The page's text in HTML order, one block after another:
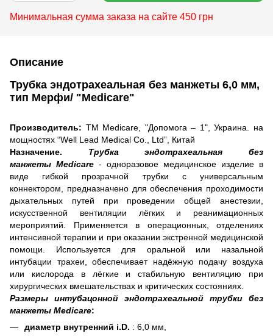
Минимальная сумма заказа на сайте 450 грн
Описание
Трубка эндотрахеальная без манжеты 6,0 мм,
тип Мерфи/ "Medicare"
Производитель: ТМ Medicare, "Допомога – 1", Украина. на
мощностях “Well Lead Medical Co., Ltd”, Китай
Назначение. Трубка эндотрахеальная без
манжеты Medicare - одноразовое медицинское изделие в
виде гибкой прозрачной трубки с универсальным
коннектором, предназначено для обеспечения проходимости
дыхательных путей при проведении общей анестезии,
искусственной вентиляции лёгких и реанимационных
мероприятий. Применяется в операционных, отделениях
интенсивной терапии и при оказании экстренной медицинской
помощи. Используется для оральной или назальной
интубации трахеи, обеспечивает надёжную подачу воздуха
или кислорода в лёгкие и стабильную вентиляцию при
хирургических вмешательствах и критических состояниях.
Размеры интубацонной эндотрахеальной трубки без
манжеты Medicare:
диаметр внутренний i.D. : 6,0 мм,